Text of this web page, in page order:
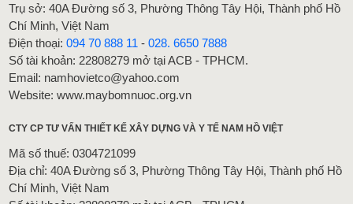
Trụ sở: 40A Đường số 3, Phường Thông Tây Hội, Thành phố Hồ
Chí Minh, Việt Nam
Điện thoại:094 70 888 11 -028. 6650 7888
Số tài khoản: 22808279 mở tại ACB - TPHCM.
Email: namhovietco@yahoo.com
Website: www.maybomnuoc.org.vn
CTY CP TƯ VẤN THIẾT KẾ XÂY DỰNG VÀ Y TẾ NAM HỒ VIỆT
Mã số thuế: 0304721099
Địa chỉ: 40A Đường số 3, Phường Thông Tây Hội, Thành phố Hồ
Chí Minh, Việt Nam